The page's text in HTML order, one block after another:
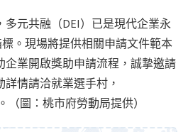
元共融（DEI）已是現代企業永
。現場將提供相關申請文件範本
企業開啟獎助申請流程，誠摯邀請
情請洽就業選手村，
（圖：桃市府勞動局提供）